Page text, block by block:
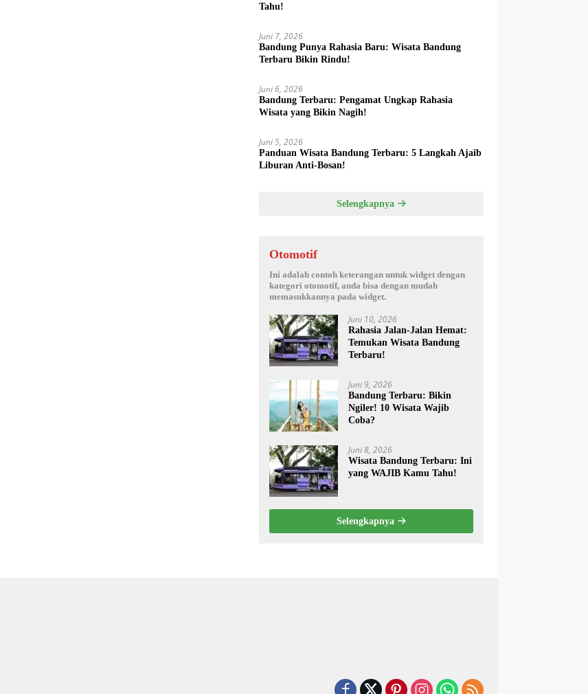
Tahu!
Juni 7, 2026
Bandung Punya Rahasia Baru: Wisata Bandung
Terbaru Bikin Rindu!
Juni 6, 2026
Bandung Terbaru: Pengamat Ungkap Rahasia
Wisata yang Bikin Nagih!
Juni 5, 2026
Panduan Wisata Bandung Terbaru: 5 Langkah Ajaib
Liburan Anti-Bosan!
Selengkapnya
Otomotif
Ini adalah contoh keterangan untuk widget dengan
kategori otomotif, anda bisa dengan mudah
memasukkannya pada widget.
Juni 10, 2026
Rahasia Jalan-Jalan Hemat:
Temukan Wisata Bandung
Terbaru!
Juni 9, 2026
Bandung Terbaru: Bikin
Ngiler! 10 Wisata Wajib
Coba?
Juni 8, 2026
Wisata Bandung Terbaru: Ini
yang WAJIB Kamu Tahu!
Selengkapnya